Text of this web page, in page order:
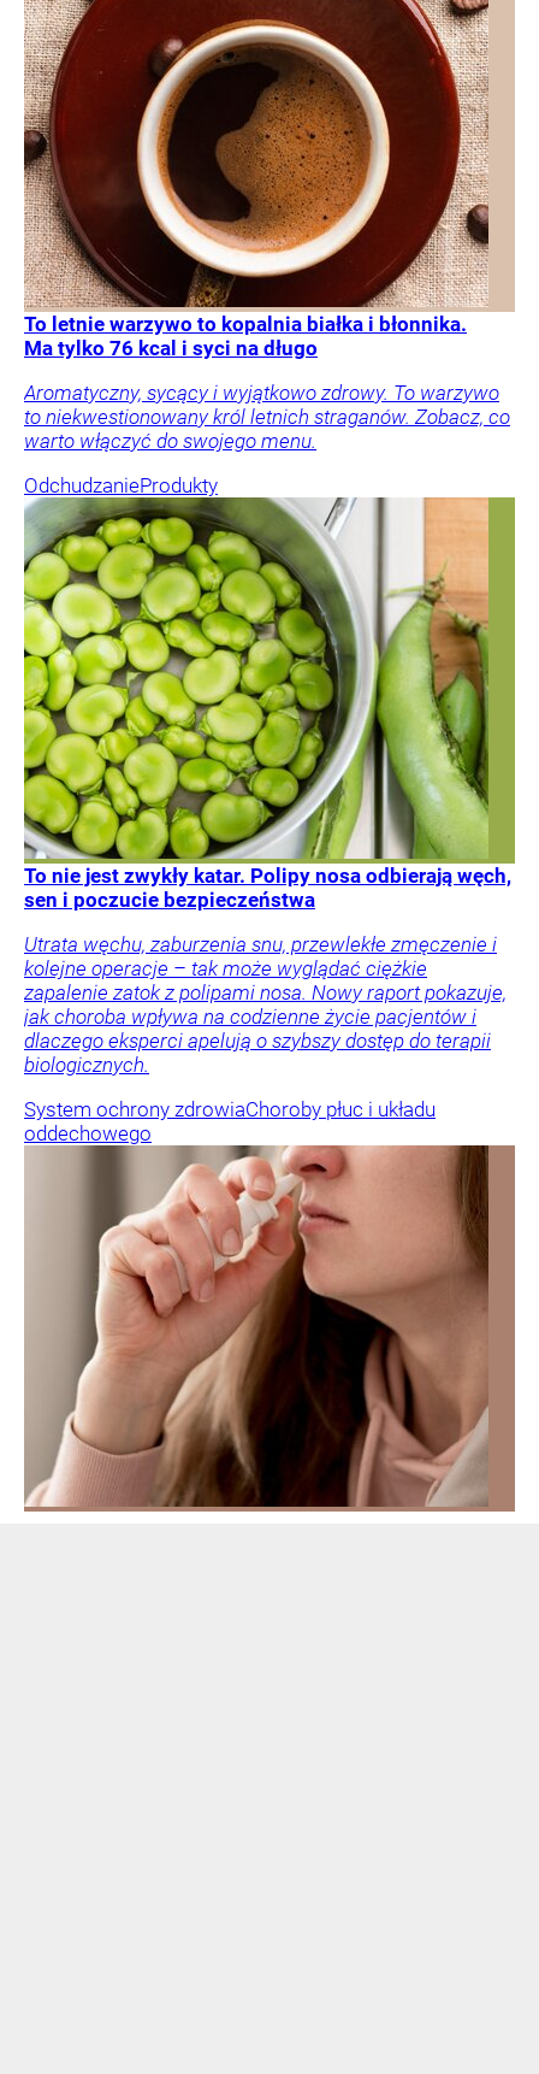
To letnie warzywo to kopalnia białka i błonnika.
Ma tylko 76 kcal i syci na długo
Aromatyczny, sycący i wyjątkowo zdrowy. To warzywo
to niekwestionowany król letnich straganów. Zobacz, co
warto włączyć do swojego menu.
OdchudzanieProdukty
To nie jest zwykły katar. Polipy nosa odbierają węch,
sen i poczucie bezpieczeństwa
Utrata węchu, zaburzenia snu, przewlekłe zmęczenie i
kolejne operacje – tak może wyglądać ciężkie
zapalenie zatok z polipami nosa. Nowy raport pokazuje,
jak choroba wpływa na codzienne życie pacjentów i
dlaczego eksperci apelują o szybszy dostęp do terapii
biologicznych.
System ochrony zdrowiaChoroby płuc i układu
oddechowego